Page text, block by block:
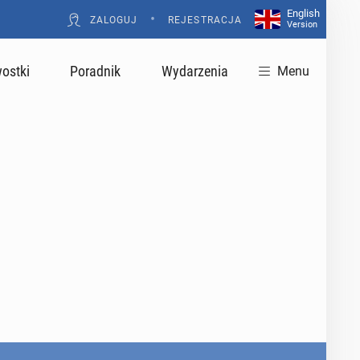
ZALOGUJ • REJESTRACJA
English
Version
Poradnik Wydarzenia Menu